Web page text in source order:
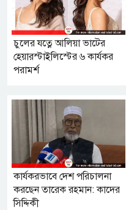
চুলের যত্নে আলিয়া ভাটের
হেয়ারস্টাইলিস্টের ৬ কার্যকর
পরামর্শ
কার্যকরভাবে দেশ পরিচালনা
করছেন তারেক রহমান: কাদের
সিদ্দিকী